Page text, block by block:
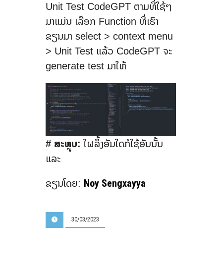
Unit Test CodeGPT ຕາມທີ່ໃຊ້ໆ
ມາແມ່ນ ເລືອກ Function ທີ່ເຮົາ
ຂຽນມາ select > context menu
> Unit Test ແລ້ວ CodeGPT ຈະ
generate test ມາໃຫ້
# ສະຫຼຸບ:ໃຜລຶ້ງອັນໃດກໍໃຊ້ອັນນັ້ນ
ແລະ
ຂຽນໂດຍ: Noy Sengxayya
30/03/2023